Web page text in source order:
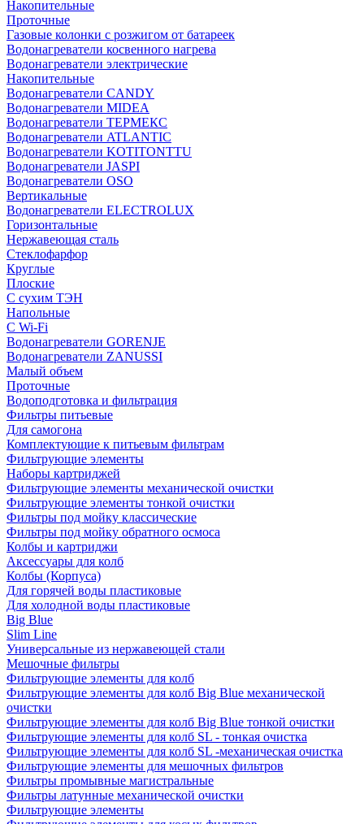
Накопительные
Проточные
Газовые колонки с розжигом от батареек
Водонагреватели косвенного нагрева
Водонагреватели электрические
Накопительные
Водонагреватели CANDY
Водонагреватели MIDEA
Водонагреватели ТЕРМЕКС
Водонагреватели ATLANTIC
Водонагреватели KOTITONTTU
Водонагреватели JASPI
Водонагреватели OSO
Вертикальные
Водонагреватели ELECTROLUX
Горизонтальные
Нержавеющая сталь
Стеклофарфор
Круглые
Плоские
С сухим ТЭН
Напольные
С Wi-Fi
Водонагреватели GORENJE
Водонагреватели ZANUSSI
Малый объем
Проточные
Водоподготовка и фильтрация
Фильтры питьевые
Для самогона
Комплектующие к питьевым фильтрам
Фильтрующие элементы
Наборы картриджей
Фильтрующие элементы механической очистки
Фильтрующие элементы тонкой очистки
Фильтры под мойку классические
Фильтры под мойку обратного осмоса
Колбы и картриджи
Аксессуары для колб
Колбы (Корпуса)
Для горячей воды пластиковые
Для холодной воды пластиковые
Big Blue
Slim Line
Универсальные из нержавеющей стали
Мешочные фильтры
Фильтрующие элементы для колб
Фильтрующие элементы для колб Big Blue механической
очистки
Фильтрующие элементы для колб Big Blue тонкой очистки
Фильтрующие элементы для колб SL - тонкая очистка
Фильтрующие элементы для колб SL -механическая очистка
Фильтрующие элементы для мешочных фильтров
Фильтры промывные магистральные
Фильтры латунные механической очистки
Фильтрующие элементы